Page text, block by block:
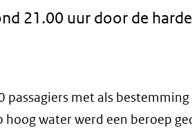
21.00 uur door de
passagiers met als
hoog water werd een beroep